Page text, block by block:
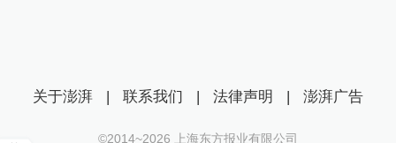
关于澎湃 | 联系我们 | 法律声明 | 澎湃广告
©2014~2026 上海东方报业有限公司